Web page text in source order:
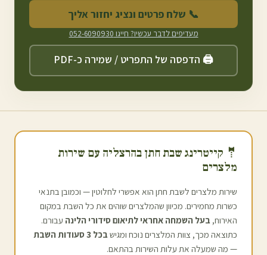
📞 שלח פרטים ונציג יחזור אליך
מעדיפים לדבר עכשיו? חייגו 052-6090930
🖨️ הדפסה של התפריט / שמירה כ-PDF
🤵 קייטרינג שבת חתן בהרצליה עם שירות
מלצרים
שירות מלצרים לשבת חתן הוא אפשרי לחלוטין — וכמובן בתנאי
כשרות מחמירים. מכיוון שהמלצרים שוהים את כל השבת במקום
האירוח, בעל השמחה אחראי לתיאום סידורי הלינה עבורם.
כתוצאה מכך, צוות המלצרים נוכח ומגישבכל 3 סעודות השבת
— מה שמעלה את עלות השירות בהתאם.